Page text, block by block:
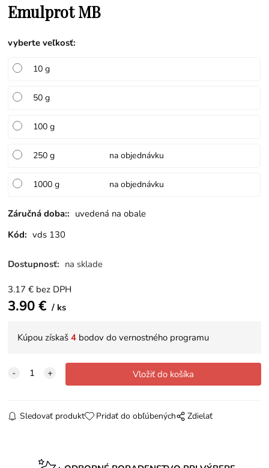
Emulprot MB
vyberte veľkosť:
10 g
50 g
100 g
250 g na objednávku
1000 g na objednávku
Záručná doba:: uvedená na obale
Kód: vds 130
Dostupnosť: na sklade
3.17 € bez DPH
3.90€ ks
Kúpou získaš4 bodov do vernostného programu
Sledovať produkt Pridať do obľúbených Zdielať